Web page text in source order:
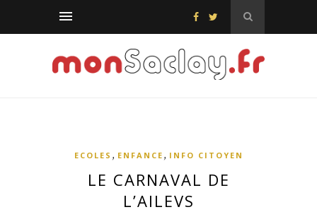
ECOLES , ENFANCE , INFO CITOYEN
LE CARNAVAL DE
L’AILEVS